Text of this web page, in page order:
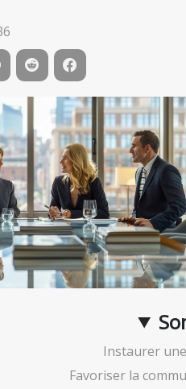
Instaurer
Favoriser la